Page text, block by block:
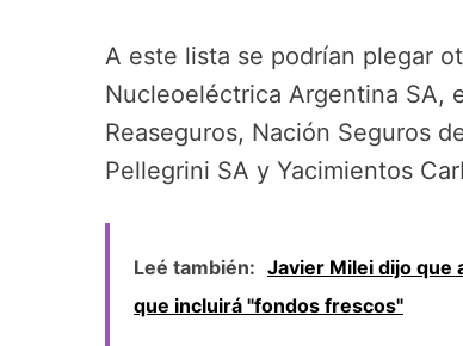
A este lista se podrían plegar
Nucleoeléctrica Argentina SA,
Reaseguros, Nación Seguros
Pellegrini SA y Yacimientos
Leé también: Javier Milei dijo que
que incluirá "fondos frescos"